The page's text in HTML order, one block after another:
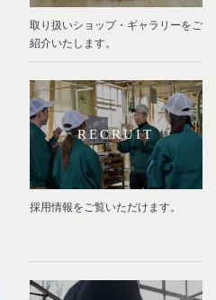
取り扱いショップ・ギャラリーをご
紹介いたします。
RECRUIT
採用情報をご覧いただけます。